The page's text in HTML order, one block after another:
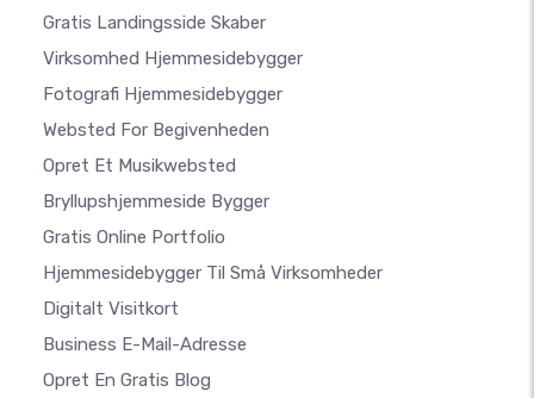
Gratis Landingsside Skaber
Virksomhed Hjemmesidebygger
Fotografi Hjemmesidebygger
Websted For Begivenheden
Opret Et Musikwebsted
Bryllupshjemmeside Bygger
Gratis Online Portfolio
Hjemmesidebygger Til Små Virksomheder
Digitalt Visitkort
Business E-Mail-Adresse
Opret En Gratis Blog